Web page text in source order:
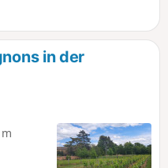
Madone 5 km, les
km).
in der